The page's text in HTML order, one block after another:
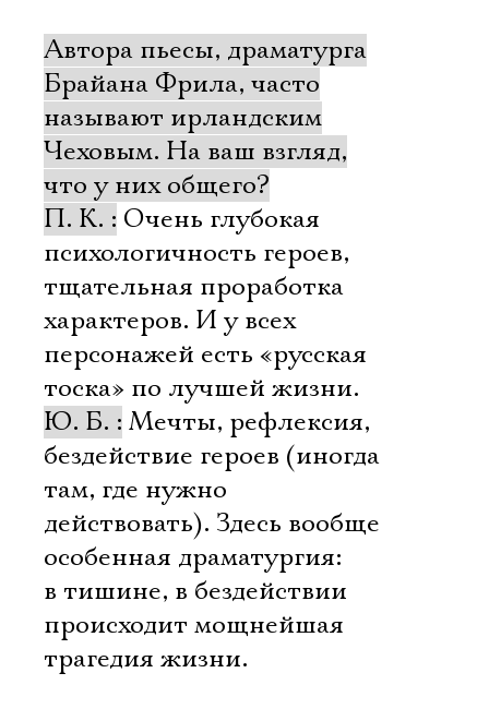
Автора пьесы, драматурга
Брайана Фрила, часто
называют ирландским
Чеховым. На ваш взгляд,
что у них общего?
П. К. : Очень глубокая
психологичность героев,
тщательная проработка
характеров. И у всех
персонажей есть «русская
тоска» по лучшей жизни.
Ю. Б. : Мечты, рефлексия,
бездействие героев (иногда
там, где нужно
действовать). Здесь вообще
особенная драматургия:
в тишине, в бездействии
происходит мощнейшая
трагедия жизни.